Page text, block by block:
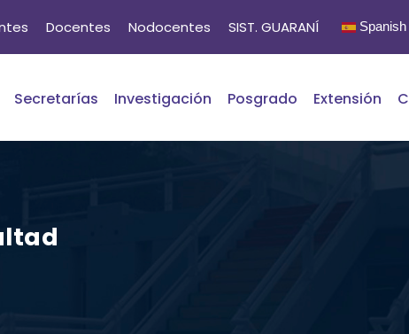
Docentes Nodocentes SIST. GUARANÍ Spanish
Secretarías Investigación Posgrado Extensión